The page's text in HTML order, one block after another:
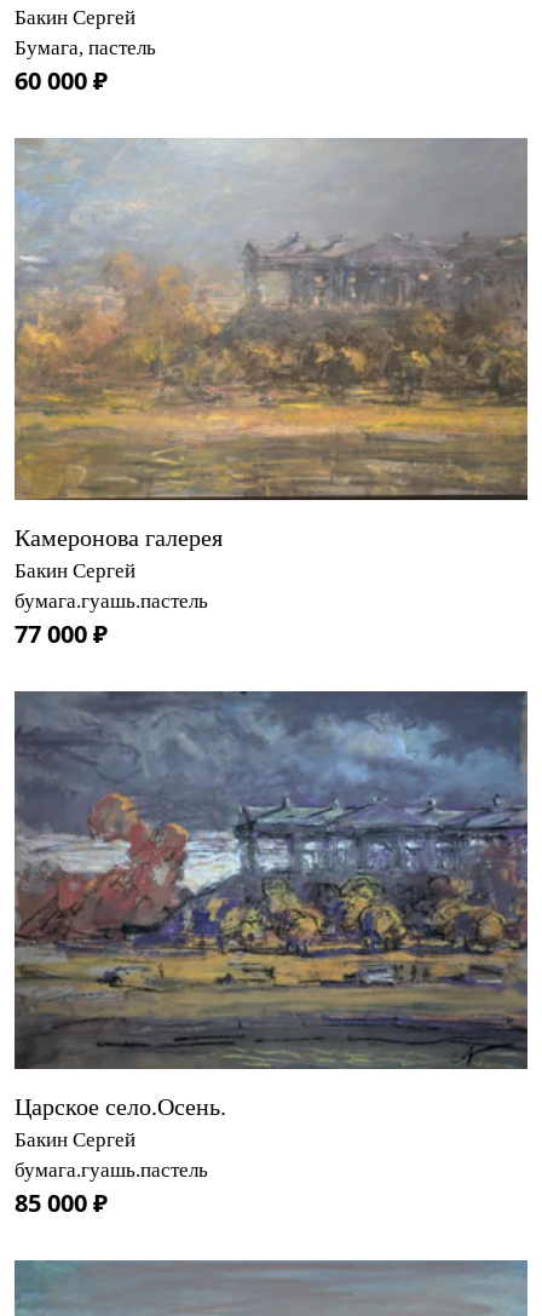
Бакин Сергей
Бумага, пастель
60 000 ₽
Камеронова галерея
Бакин Сергей
бумага.гуашь.пастель
77 000 ₽
Царское село.Осень.
Бакин Сергей
бумага.гуашь.пастель
85 000 ₽